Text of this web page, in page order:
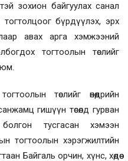
зохион байгуулах санал
бүрдүүлэх, эрх
авах арга хэмжээний
тогтоолын төслийг
төслийг өнөөдрийн
гишүүн төсөлд гурван
тусгасан хэмээн
тогтоолын хэрэгжилтийн
Байгаль орчин, хүнс, хөдөө